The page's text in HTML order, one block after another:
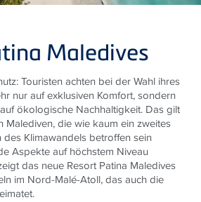
Maledives
Touristen achten bei der Wahl ihres
nur auf exklusiven Komfort, sondern
ökologische Nachhaltigkeit. Das gilt
Malediven, die wie kaum ein zweites
Klimawandels betroffen sein
Aspekte auf höchstem Niveau
das neue Resort Patina Maledives
im Nord-Malé-Atoll, das auch die